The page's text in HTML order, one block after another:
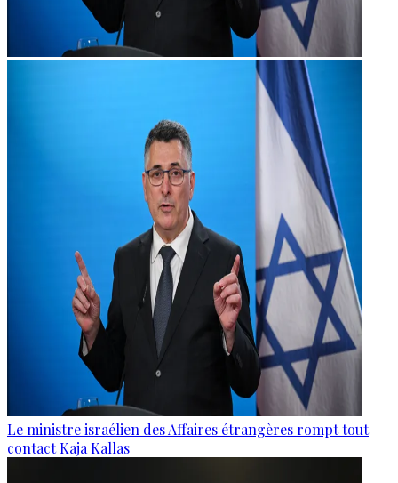
Le ministre israélien des Affaires étrangères rompt tout
contact Kaja Kallas